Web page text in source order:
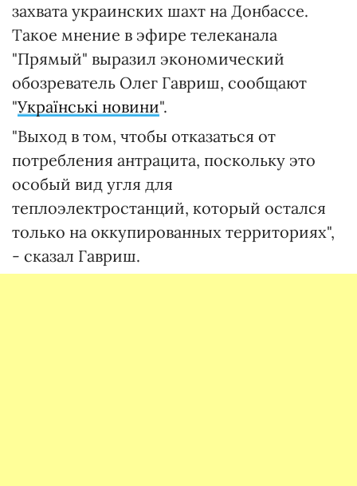
захвата украинских шахт на Донбассе.
Такое мнение в эфире телеканала
"Прямый" выразил экономический
обозреватель Олег Гавриш, сообщают
"Українські новини".
"Выход в том, чтобы отказаться от
потребления антрацита, поскольку это
особый вид угля для
теплоэлектростанций, который остался
только на оккупированных территориях",
- сказал Гавриш.